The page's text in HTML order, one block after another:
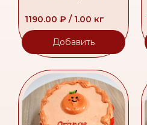
кремом и воздушными
взбитыми сливками.
Яркая брусничная
начинка добавляет
приятную кислинку и
1190.00 ₽ / 1.00 кг
Добавить